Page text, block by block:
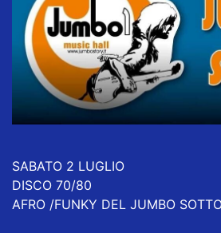
SABATO 2 LUGLIO
DISCO 70/80
AFRO /FUNKY DEL JUMBO